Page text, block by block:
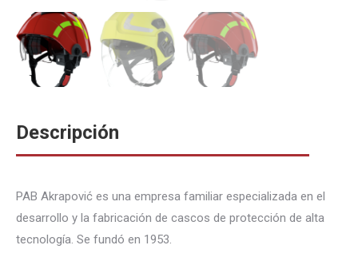
Descripción
PAB Akrapović es una empresa familiar especializada en el
desarrollo y la fabricación de cascos de protección de alta
tecnología. Se fundó en 1953.